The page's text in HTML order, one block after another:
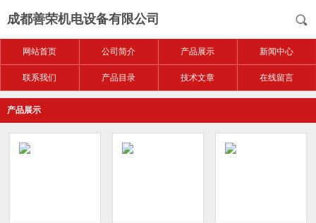
成都善荣机电设备有限公司
网站首页 公司简介 产品展示 新闻中心
联系我们 产品目录 技术文章 在线留言
产品展示